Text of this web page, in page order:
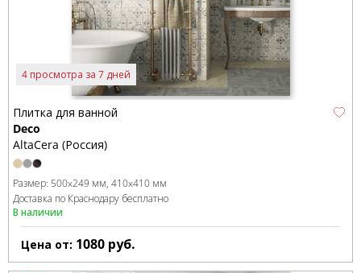
4 просмотра за 7 дней
Плитка для ванной
Deco
AltaCera (Россия)
Размер: 500x249 мм 410x410 мм
Доставка по Краснодару бесплатно
В наличии
Цена от: 1080 руб.